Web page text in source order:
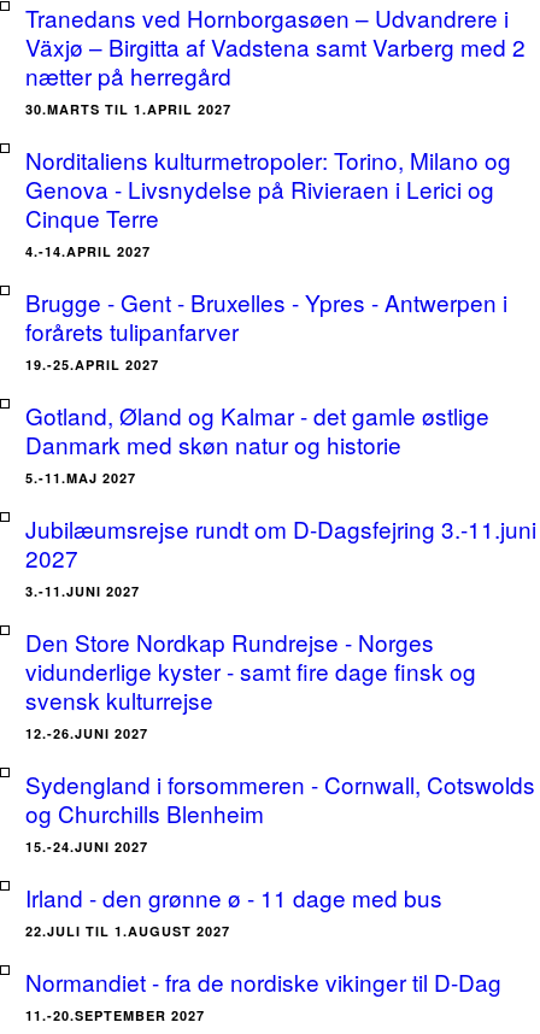
Tranedans ved Hornborgasøen – Udvandrere i
Växjø – Birgitta af Vadstena samt Varberg med 2
nætter på herregård
30.MARTS TIL 1.APRIL 2027
Norditaliens kulturmetropoler: Torino, Milano og
Genova - Livsnydelse på Rivieraen i Lerici og
Cinque Terre
4.-14.APRIL 2027
Brugge - Gent - Bruxelles - Ypres - Antwerpen i
forårets tulipanfarver
19.-25.APRIL 2027
Gotland, Øland og Kalmar - det gamle østlige
Danmark med skøn natur og historie
5.-11.MAJ 2027
Jubilæumsrejse rundt om D-Dagsfejring 3.-11.juni
2027
3.-11.JUNI 2027
Den Store Nordkap Rundrejse - Norges
vidunderlige kyster - samt fire dage finsk og
svensk kulturrejse
12.-26.JUNI 2027
Sydengland i forsommeren - Cornwall, Cotswolds
og Churchills Blenheim
15.-24.JUNI 2027
Irland - den grønne ø - 11 dage med bus
22.JULI TIL 1.AUGUST 2027
Normandiet - fra de nordiske vikinger til D-Dag
11.-20.SEPTEMBER 2027